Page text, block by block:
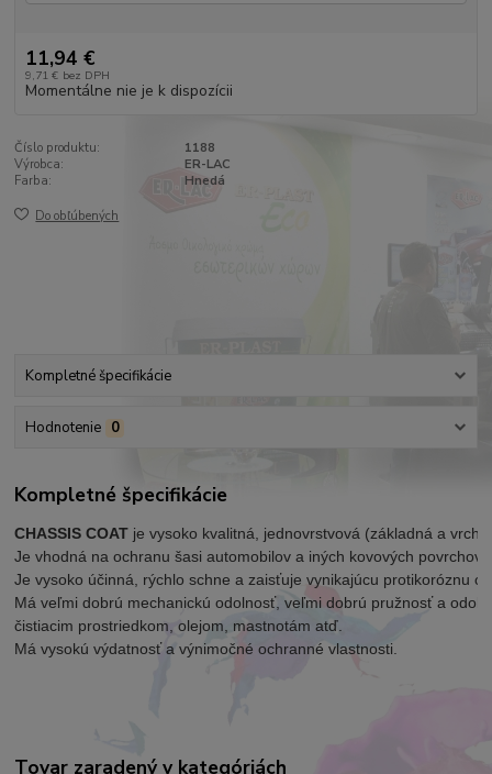
11,94 €
9,71 € bez DPH
Momentálne nie je k dispozícii
Číslo produktu:
1188
Výrobca:
ER-LAC
Farba:
Hnedá
Do obľúbených
Kompletné špecifikácie
Hodnotenie 0
Kompletné špecifikácie
CHASSIS COAT je vysoko kvalitná, jednovrstvová (základná a
Je vhodná na ochranu šasi automobilov a iných kovových povrchov.
Je vysoko účinná, rýchlo schne a zaisťuje vynikajúcu protikoróznu
Má veľmi dobrú mechanickú odolnosť, veľmi dobrú pružnosť a
čistiacim prostriedkom, olejom, mastnotám atď.
Má vysokú výdatnosť a výnimočné ochranné vlastnosti.
Tovar zaradený v kategóriách